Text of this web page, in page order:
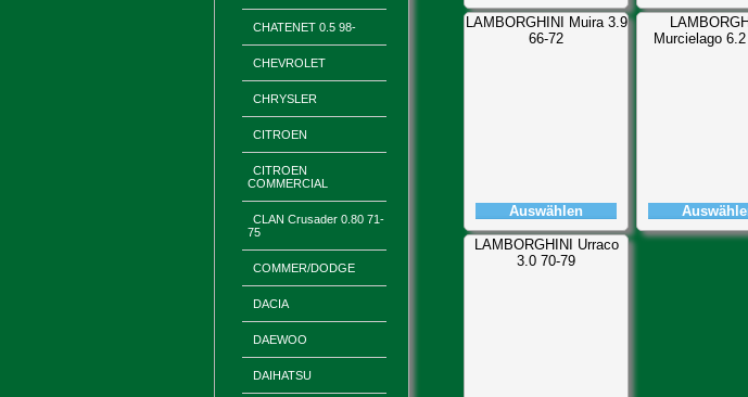
LAMBORGHINI Muira 3.9
66-72
Auswählen
Murcielago
LAMBORGHINI Urraco
3.0 70-79
CHATENET 0.5 98-
CHEVROLET
CHRYSLER
CITROEN
CITROEN
COMMERCIAL
CLAN Crusader 0.80 71-
75
COMMER/DODGE
DACIA
DAEWOO
DAIHATSU